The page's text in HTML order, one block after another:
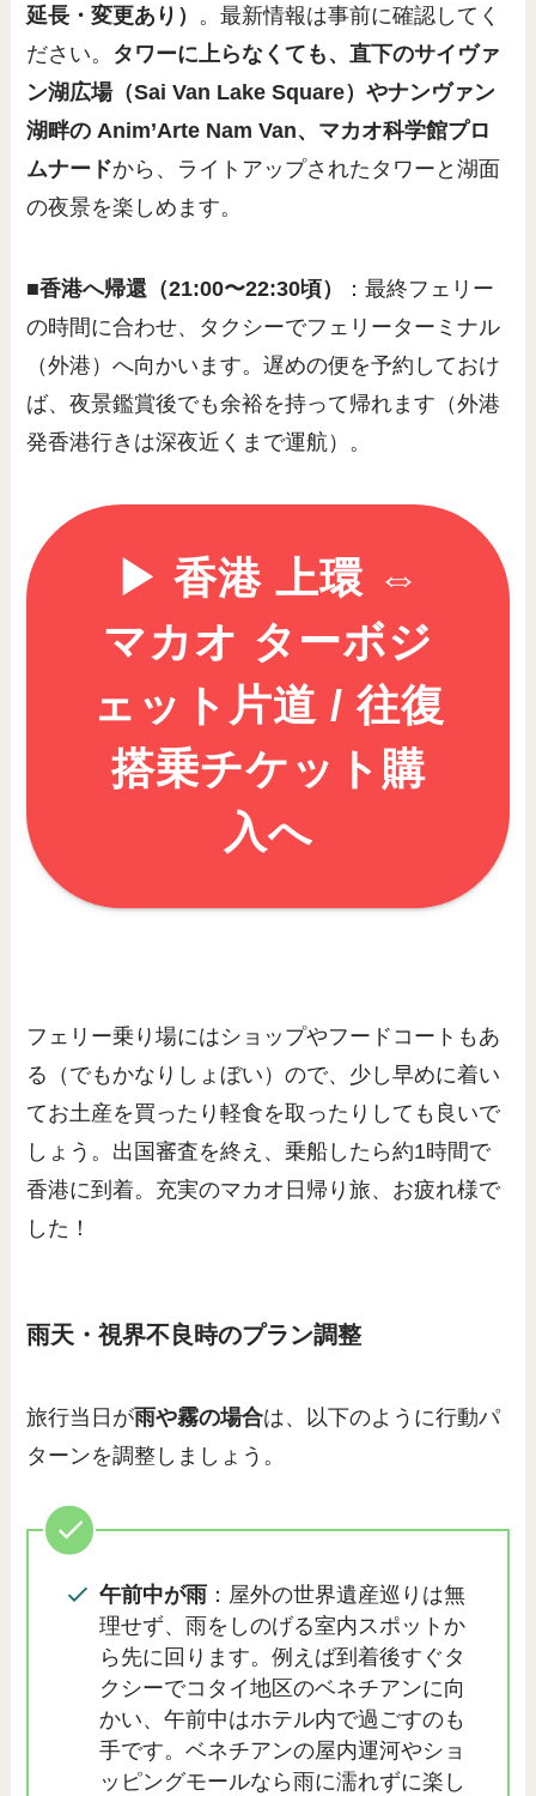
延長・変更あり） 。最新情報は事前に確認してく
ださい。 タワーに上らなくても、直下のサイヴァ
ン湖広場（Sai Van Lake Square）やナンヴァン
湖畔の Anim’Arte Nam Van、マカオ科学館プロ
ムナードから、ライトアップされたタワーと湖面
の夜景を楽しめます。
■香港へ帰還（21:00〜22:30頃）
：最終フェリー
の時間に合わせ、タクシーでフェリーターミナル
（外港）へ向かいます。遅めの便を予約しておけ
ば、夜景鑑賞後でも余裕を持って帰れます（外港
発香港行きは深夜近くまで運航）。
▶︎ 香港 上環 ⇔
マカオ ターボジ
ェット片道 / 往復
搭乗チケット購
入へ
フェリー乗り場にはショップやフードコートもあ
る（でもかなりしょぼい）ので、少し早めに着い
てお土産を買ったり軽食を取ったりしても良いで
しょう。出国審査を終え、乗船したら約1時間で
香港に到着。充実のマカオ日帰り旅、お疲れ様で
した！
雨天・視界不良時のプラン調整
旅行当日が雨や霧の場合は、以下のように行動パ
ターンを調整しましょう。
午前中が雨：屋外の世界遺産巡りは無
理せず、雨をしのげる室内スポットか
ら先に回ります。例えば到着後すぐタ
クシーでコタイ地区のベネチアンに向
かい、午前中はホテル内で過ごすのも
手です。ベネチアンの屋内運河やショ
ッピングモールなら雨に濡れずに楽し